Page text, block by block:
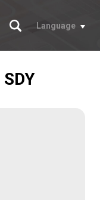
Buscar
Language
SDY